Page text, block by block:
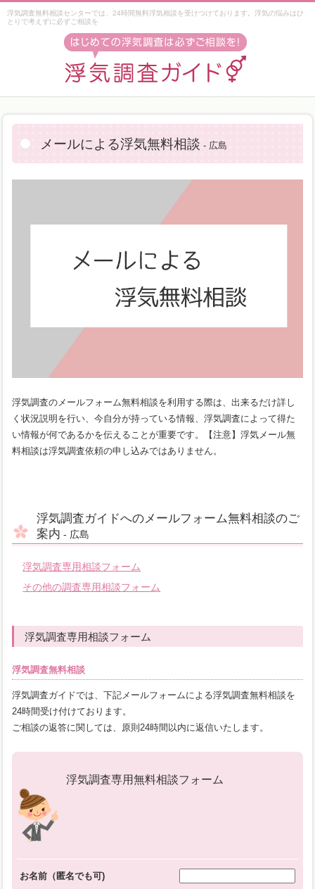
メールによる浮気無料相談 - 広島
浮気調査のメールフォーム無料相談を利用する際は、出来るだけ詳し
く状況説明を行い、今自分が持っている情報、浮気調査によって得た
い情報が何であるかを伝えることが重要です。【注意】浮気メール無
料相談は浮気調査依頼の申し込みではありません。
浮気調査ガイドへのメールフォーム無料相談のご
案内 - 広島
浮気調査専用相談フォーム
その他の調査専用相談フォーム
浮気調査専用相談フォーム
浮気調査無料相談
浮気調査ガイドでは、下記メールフォームによる浮気調査無料相談を
24時間受け付けております。
ご相談の返答に関しては、原則24時間以内に返信いたします。
浮気調査専用無料相談フォーム
お名前（匿名でも可)
浮気調査無料相談センターでは、24時間無料浮気相談を受けつけております。浮気の悩みはひ
とりで考えずに必ずご相談を